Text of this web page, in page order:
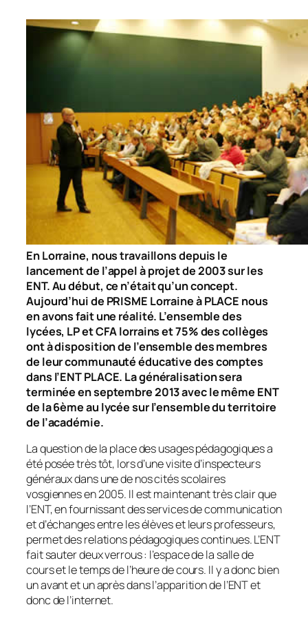
En Lorraine, nous travaillons depuis le
lancement de l’appel à projet de 2003 sur les
ENT. Au début, ce n’était qu’un concept.
Aujourd’hui de PRISME Lorraine à PLACE nous
en avons fait une réalité. L’ensemble des
lycées, LP et CFA lorrains et 75% des collèges
ont à disposition de l’ensemble des membres
de leur communauté éducative des comptes
dans l’ENT PLACE. La généralisation sera
terminée en septembre 2013 avec le même ENT
de la 6ème au lycée sur l’ensemble du territoire
de l’académie.
La question de la place des usages pédagogiques a
été posée très tôt, lors d’une visite d’inspecteurs
généraux dans une de nos cités scolaires
vosgiennes en 2005. Il est maintenant très clair que
l’ENT, en fournissant des services de communication
et d’échanges entre les élèves et leurs professeurs,
permet des relations pédagogiques continues. L’ENT
fait sauter deux verrous : l’espace de la salle de
cours et le temps de l’heure de cours. Il y a donc bien
un avant et un après dans l’apparition de l’ENT et
donc de l’internet.